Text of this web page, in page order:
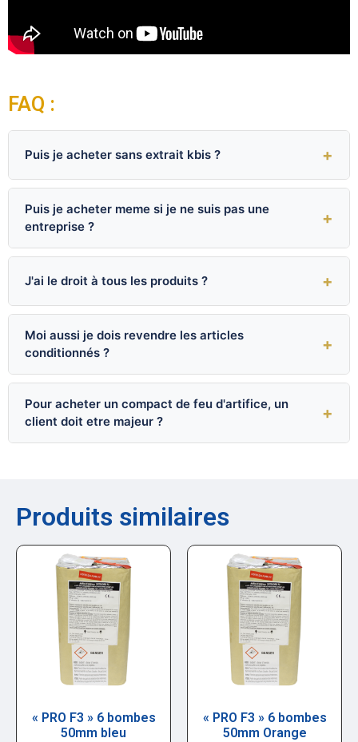
FAQ :
Puis je acheter sans extrait kbis ? +
Puis je acheter meme si je ne suis pas une
entreprise ?
+
J'ai le droit à tous les produits ? +
Moi aussi je dois revendre les articles
conditionnés ?
+
Pour acheter un compact de feu d'artifice, un
client doit etre majeur ?
+
Produits similaires
« PRO F3 » 6 bombes
50mm bleu
« PRO F3 » 6 bombes
50mm Orange